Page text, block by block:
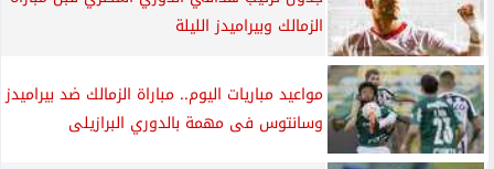
الزمالك وبيراميدز الليلة
مواعيد مباريات اليوم.. مباراة الزمالك ضد بيراميدز
وسانتوس فى مهمة بالدوري البرازيلى